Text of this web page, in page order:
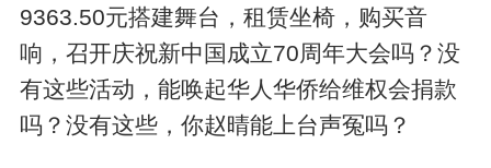
9363.50元搭建舞台，租赁坐椅，购买音
响，召开庆祝新中国成立70周年大会吗？没
有这些活动，能唤起华人华侨给维权会捐款
吗？没有这些，你赵晴能上台声冤吗？